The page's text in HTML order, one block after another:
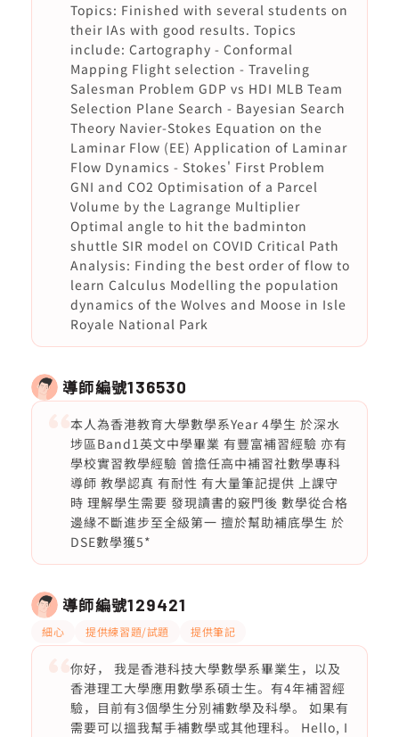
Topics: Finished with several students on
their IAs with good results. Topics
include: Cartography - Conformal
Mapping Flight selection - Traveling
Salesman Problem GDP vs HDI MLB Team
Selection Plane Search - Bayesian Search
Theory Navier-Stokes Equation on the
Laminar Flow (EE) Application of Laminar
Flow Dynamics - Stokes' First Problem
GNI and CO2 Optimisation of a Parcel
Volume by the Lagrange Multiplier
Optimal angle to hit the badminton
shuttle SIR model on COVID Critical Path
Analysis: Finding the best order of flow to
learn Calculus Modelling the population
dynamics of the Wolves and Moose in Isle
Royale National Park
導師編號136530
本人為香港教育大學數學系Year 4學生 於深水
埗區Band1英文中學畢業 有豐富補習經驗 亦有
學校實習教學經驗 曾擔任高中補習社數學專科
導師 教學認真 有耐性 有大量筆記提供 上課守
時 理解學生需要 發現讀書的竅門後 數學從合格
邊緣不斷進步至全級第一 擅於幫助補底學生 於
DSE數學獲5*
導師編號129421
細心 提供練習題/試題 提供筆記
你好， 我是香港科技大學數學系畢業生，以及
香港理工大學應用數學系碩士生。有4年補習經
驗，目前有3個學生分別補數學及科學。 如果有
需要可以搵我幫手補數學或其他理科。 Hello, I